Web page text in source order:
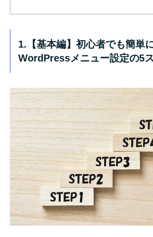
1.【基本編】初心者でも簡単
WordPressメニュー設定の5